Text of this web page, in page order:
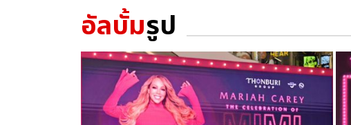
อัลบั้มรูป